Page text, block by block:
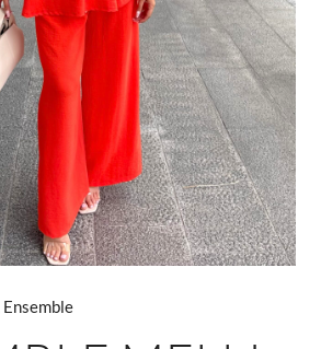
Ensemble